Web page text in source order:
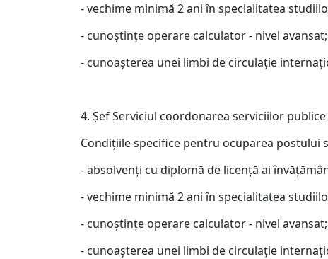
- vechime minimă 2 ani în specialitatea
- cunoştinţe operare calculator - nivel avansat;
- cunoaşterea unei limbi de circulaţie
4. Şef Serviciul coordonarea serviciilor publice
Condiţiile specifice pentru ocuparea postului
- absolvenţi cu diplomă de licenţă ai
- vechime minimă 2 ani în specialitatea
- cunoştinţe operare calculator - nivel avansat;
- cunoaşterea unei limbi de circulaţie